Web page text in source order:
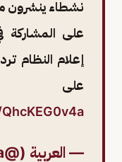
نشطاء ينشرون
على المشاركة
إعلام النظام
على
— العربية (@AlArabiya)